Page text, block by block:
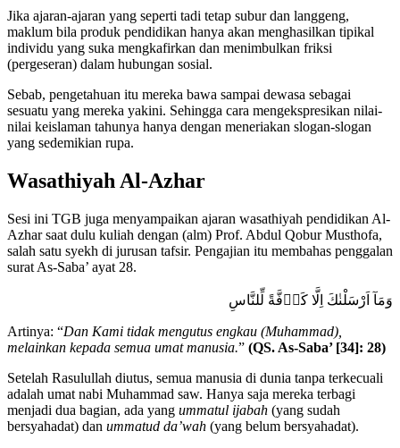
Jika ajaran-ajaran yang seperti tadi tetap subur dan langgeng,
maklum bila produk pendidikan hanya akan menghasilkan tipikal
individu yang suka mengkafirkan dan menimbulkan friksi
(pergeseran) dalam hubungan sosial.
Sebab, pengetahuan itu mereka bawa sampai dewasa sebagai
sesuatu yang mereka yakini. Sehingga cara mengekspresikan nilai-
nilai keislaman tahunya hanya dengan meneriakan slogan-slogan
yang sedemikian rupa.
Wasathiyah Al-Azhar
Sesi ini TGB juga menyampaikan ajaran wasathiyah pendidikan Al-
Azhar saat dulu kuliah dengan (alm) Prof. Abdul Qobur Musthofa,
salah satu syekh di jurusan tafsir. Pengajian itu membahas penggalan
surat As-Saba’ ayat 28.
وَمَآ اَرْسَلْنٰكَ اِلَّا كَاۤفَّةً لِّلنَّاسِ
Artinya: “Dan Kami tidak mengutus engkau (Muhammad),
melainkan kepada semua umat manusia.” (QS. As-Saba’ [34]: 28)
Setelah Rasulullah diutus, semua manusia di dunia tanpa terkecuali
adalah umat nabi Muhammad saw. Hanya saja mereka terbagi
menjadi dua bagian, ada yang ummatul ijabah (yang sudah
bersyahadat) dan ummatud da’wah (yang belum bersyahadat).